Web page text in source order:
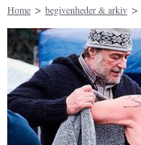
Home> begivenheder & arkiv>